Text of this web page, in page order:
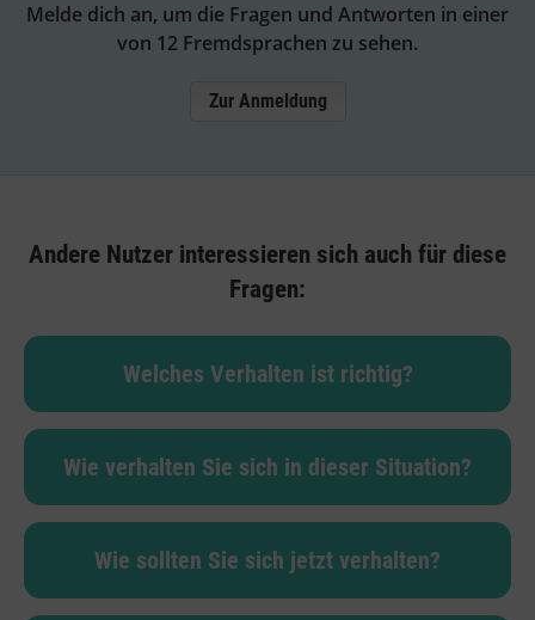
Melde dich an, um die Fragen und Antworten in einer
von 12 Fremdsprachen zu sehen.
Zur Anmeldung
Andere Nutzer interessieren sich auch für diese
Fragen:
Welches Verhalten ist richtig?
Wie verhalten Sie sich in dieser Situation?
Wie sollten Sie sich jetzt verhalten?